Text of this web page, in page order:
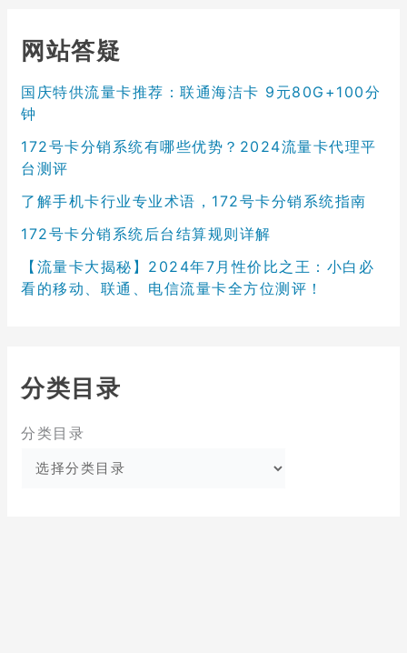
网站答疑
国庆特供流量卡推荐：联通海洁卡 9元80G+100分
钟
172号卡分销系统有哪些优势？2024流量卡代理平
台测评
了解手机卡行业专业术语，172号卡分销系统指南
172号卡分销系统后台结算规则详解
【流量卡大揭秘】2024年7月性价比之王：小白必
看的移动、联通、电信流量卡全方位测评！
分类目录
分类目录